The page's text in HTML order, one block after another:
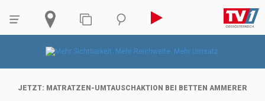
JETZT: MATRATZEN-UMTAUSCHAKTION BEI BETTEN AMMERER